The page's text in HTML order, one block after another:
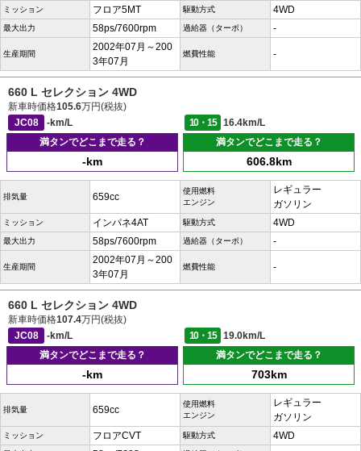
ミッション フロア5MT 駆動方式 4WD
最大出力 58ps/7600rpm 過給器（ターボ） -
生産期間
2002年07月～200
3年07月
燃費性能 -
660 L セレクション 4WD
新車時価格105.6万円(税抜)
JC08
-km/L 10・15
16.4km/L
満タンでどこまで走る？
-km
満タンでどこまで走る？
606.8km
排気量 659cc
使用燃料
エンジン
レギュラー
ガソリン
ミッション インパネ4AT 駆動方式 4WD
最大出力 58ps/7600rpm 過給器（ターボ） -
生産期間
2002年07月～200
3年07月
燃費性能 -
660 L セレクション 4WD
新車時価格107.4万円(税抜)
JC08
-km/L 10・15
19.0km/L
満タンでどこまで走る？
-km
満タンでどこまで走る？
703km
排気量 659cc
使用燃料
エンジン
レギュラー
ガソリン
ミッション フロアCVT 駆動方式 4WD